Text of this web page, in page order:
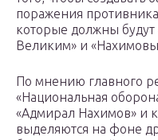
поражения
которые должны будут
Великим» и
По мнению главного
«Национальная
«Адмирал Нахимов» и
выделяются на фоне